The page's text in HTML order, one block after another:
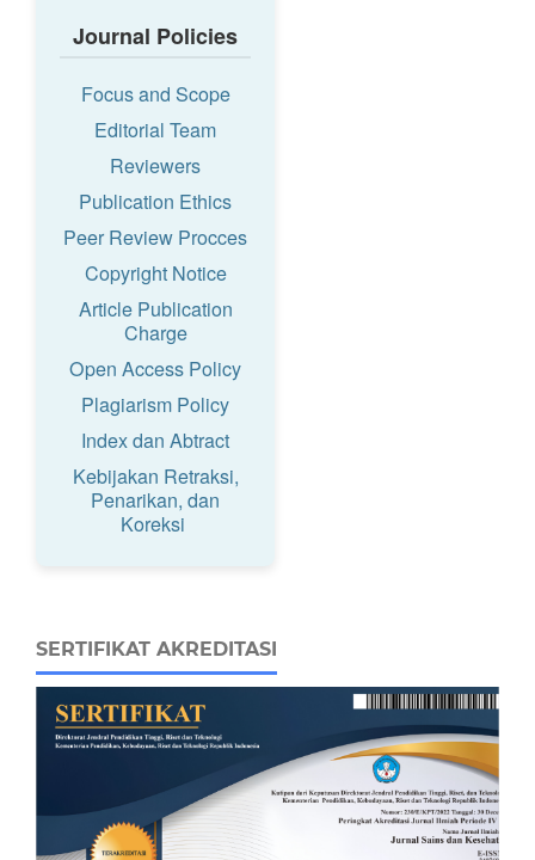
Journal Policies
Focus and Scope
Editorial Team
Reviewers
Publication Ethics
Peer Review Procces
Copyright Notice
Article Publication
Charge
Open Access Policy
Plagiarism Policy
Index dan Abtract
Kebijakan Retraksi,
Penarikan, dan
Koreksi
SERTIFIKAT AKREDITASI